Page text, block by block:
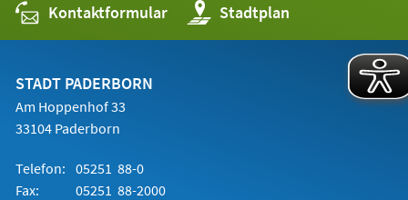
Kontaktformular Stadtplan
(Öffnet
in
einem
STADT PADERBORN
Am Hoppenhof 33
33104 Paderborn
Telefon: 05251 88-0
Fax:
05251 88-2000